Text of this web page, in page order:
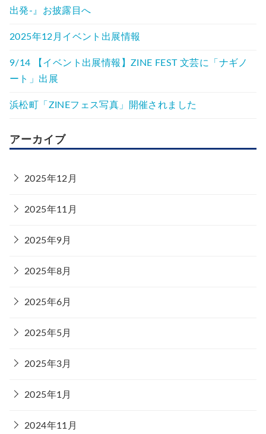
出発-』お披露目へ
2025年12月イベント出展情報
9/14 【イベント出展情報】ZINE FEST 文芸に「ナギノ
ート」出展
浜松町「ZINEフェス写真」開催されました
アーカイブ
2025年12月
2025年11月
2025年9月
2025年8月
2025年6月
2025年5月
2025年3月
2025年1月
2024年11月